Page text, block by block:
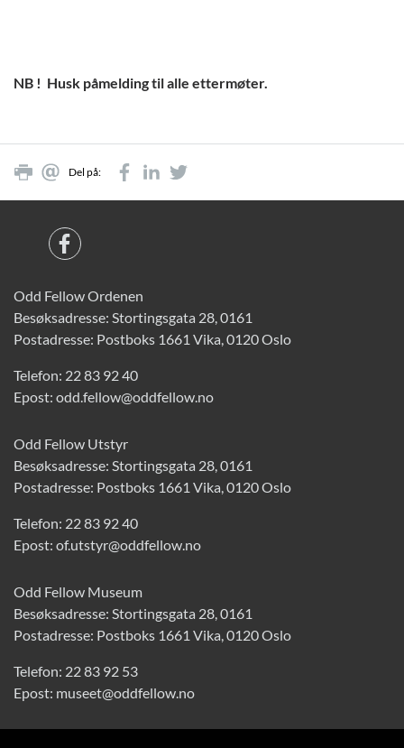
NB ! Husk påmelding til alle ettermøter.
Del på:
Odd Fellow Ordenen
Besøksadresse: Stortingsgata 28, 0161
Postadresse: Postboks 1661 Vika, 0120 Oslo
Telefon: 22 83 92 40
Epost: odd.fellow@oddfellow.no
Odd Fellow Utstyr
Besøksadresse: Stortingsgata 28, 0161
Postadresse: Postboks 1661 Vika, 0120 Oslo
Telefon: 22 83 92 40
Epost: of.utstyr@oddfellow.no
Odd Fellow Museum
Besøksadresse: Stortingsgata 28, 0161
Postadresse: Postboks 1661 Vika, 0120 Oslo
Telefon: 22 83 92 53
Epost: museet@oddfellow.no